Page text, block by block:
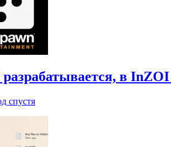
в
спустя